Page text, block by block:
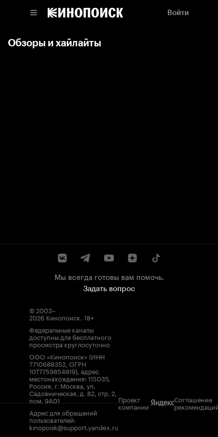
Войти
Обзоры и хайлайты
Мы всегда готовы вам помочь.
Задать вопрос
© 2003–
2026 Кинопоиск. 18+
Федеральные каналы
доступны для бесплатного
просмотра круглосуточно
ООО «Кинопоиск» (ИНН
7710688352, ОГРН
1077759854919), адрес
местонахождения: 115035,
Россия, г. Москва, ул.
Садовническая, д. 82, стр. 2,
пом. 9А01
Адрес для обращений
пользователей:
kinopoisk@support.yandex.ru
Проект
компании
Соглашение